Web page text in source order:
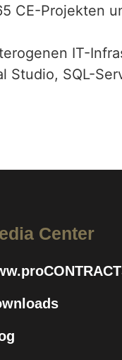
CE-Projekten
IT-
Studio, SQL-
Center